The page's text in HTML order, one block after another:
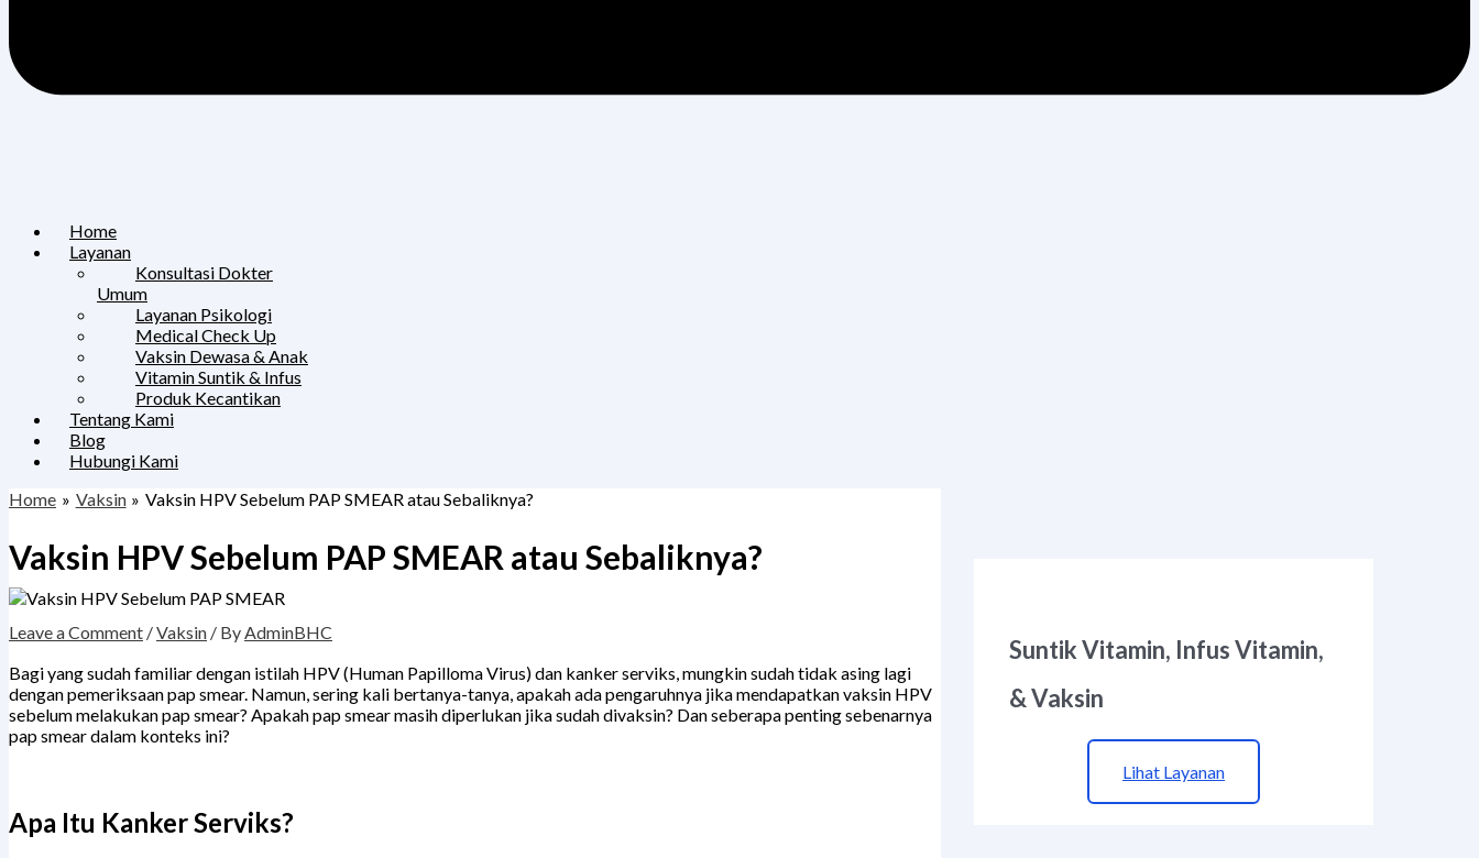
Home
Layanan
Konsultasi Dokter
Umum
Layanan Psikologi
Medical Check Up
Vaksin Dewasa & Anak
Vitamin Suntik & Infus
Produk Kecantikan
Tentang Kami
Blog
Hubungi Kami
Home
Vaksin Vaksin HPV Sebelum PAP SMEAR atau Sebaliknya?
Vaksin HPV Sebelum PAP SMEAR atau Sebaliknya?
Leave a Comment /Vaksin / By AdminBHC
Bagi yang sudah familiar dengan istilah HPV (Human Papilloma Virus) dan kanker serviks, mungkin sudah tidak asing lagi
dengan pemeriksaan pap smear. Namun, sering kali bertanya-tanya, apakah ada pengaruhnya jika mendapatkan vaksin HPV
sebelum melakukan pap smear? Apakah pap smear masih diperlukan jika sudah divaksin? Dan seberapa penting sebenarnya
pap smear dalam konteks ini?
Apa Itu Kanker Serviks?
Suntik Vitamin, Infus Vitamin,
& Vaksin
Lihat Layanan